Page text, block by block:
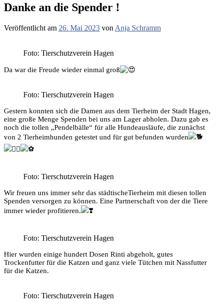
Danke an die Spender !
Veröffentlicht am 26. Mai 2023 von Anja Schramm
Foto: Tierschutzverein Hagen
Da war die Freude wieder einmal groß
Foto: Tierschutzverein Hagen
Gestern konnten sich die Damen aus dem Tierheim der Stadt Hagen,
eine große Menge Spenden bei uns am Lager abholen. Dazu gab es
noch die tollen „Pendelbälle“ für alle Hundeausläufe, die zunächst
von 2 Tierheimhunden getestet und für gut befunden wurden
Foto: Tierschutzverein Hagen
Wir freuen uns immer sehr das städtischeTierheim mit diesen tollen
Spenden versorgen zu können. Eine Partnerschaft von der die Tiere
immer wieder profitieren.
Foto: Tierschutzverein Hagen
Hier wurden einige hundert Dosen Rinti abgeholt, gutes
Trockenfutter für die Katzen und ganz viele Tütchen mit Nassfutter
für die Katzen.
Foto: Tierschutzverein Hagen